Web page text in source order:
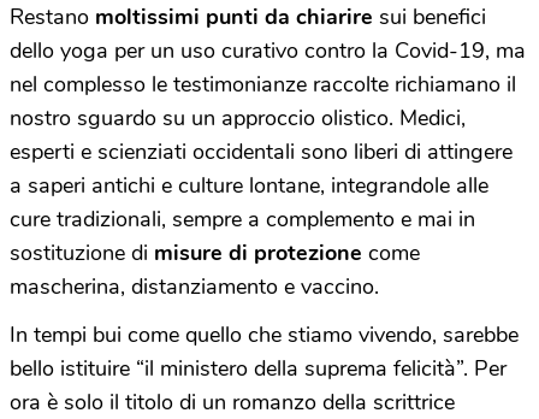
Restano moltissimi punti da chiarire sui benefici
dello yoga per un uso curativo contro la Covid-19, ma
nel complesso le testimonianze raccolte richiamano il
nostro sguardo su un approccio olistico. Medici,
esperti e scienziati occidentali sono liberi di attingere
a saperi antichi e culture lontane, integrandole alle
cure tradizionali, sempre a complemento e mai in
sostituzione di misure di protezione come
mascherina, distanziamento e vaccino.
In tempi bui come quello che stiamo vivendo, sarebbe
bello istituire “il ministero della suprema felicità”. Per
ora è solo il titolo di un romanzo della scrittrice